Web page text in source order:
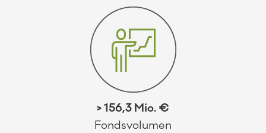
> 156,3 Mio. €
Fondsvolumen